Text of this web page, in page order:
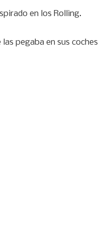
en los Rolling.
pegaba en sus coches